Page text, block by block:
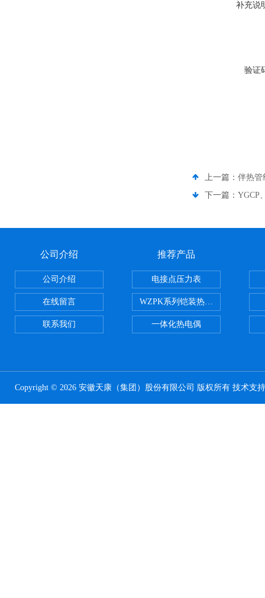
补充说
验证
上一篇： 伴热管
下一篇： YGCP
公司介绍
公司介绍
在线留言
联系我们
推荐产品
电接点压力表
WZPK系列铠装热电阻
一体化热电偶
Copyright © 2026 安徽天康（集团）股份有限公司 版权所有 技术支